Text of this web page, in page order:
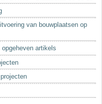
van bouwplaatsen op
artikels